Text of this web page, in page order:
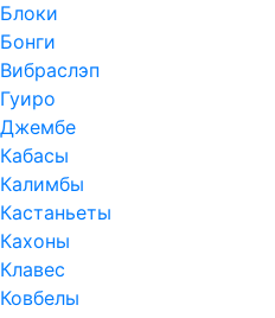
Блоки
Бонги
Вибраслэп
Гуиро
Джембе
Кабасы
Калимбы
Кастаньеты
Кахоны
Клавес
Ковбелы